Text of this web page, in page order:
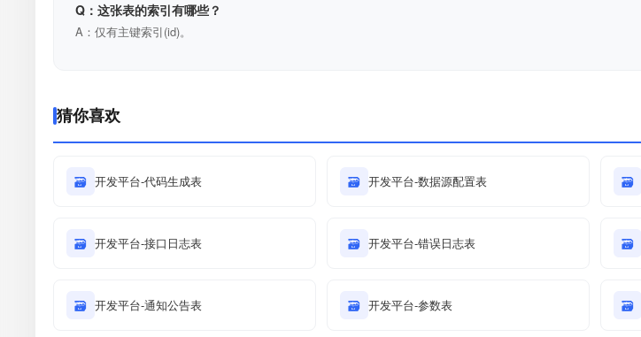
Q：这张表的索引有哪些？
A：仅有主键索引(id)。
猜你喜欢
🗃 开发平台-代码生成表 🗃 开发平台-数据源配置表 🗃
🗃 开发平台-接口日志表 🗃 开发平台-错误日志表 🗃
🗃 开发平台-通知公告表 🗃 开发平台-参数表 🗃